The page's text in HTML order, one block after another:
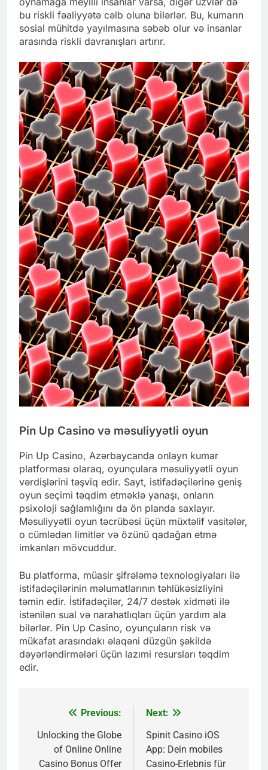
bu riskli fəaliyyətə cəlb oluna bilərlər. Bu, kumarın
sosial mühitdə yayılmasına səbəb olur və insanlar
arasında riskli davranışları artırır.
Pin Up Casino və məsuliyyətli oyun
Pin Up Casino, Azərbaycanda onlayn kumar
platforması olaraq, oyunçulara məsuliyyətli oyun
vərdişlərini təşviq edir. Sayt, istifadəçilərinə geniş
oyun seçimi təqdim etməklə yanaşı, onların
psixoloji sağlamlığını da ön planda saxlayır.
Məsuliyyətli oyun təcrübəsi üçün müxtəlif vasitələr,
o cümlədən limitlər və özünü qadağan etmə
imkanları mövcuddur.
Bu platforma, müasir şifrələmə texnologiyaları ilə
istifadəçilərinin məlumatlarının təhlükəsizliyini
təmin edir. İstifadəçilər, 24/7 dəstək xidməti ilə
istənilən sual və narahatlıqları üçün yardım ala
bilərlər. Pin Up Casino, oyunçuların risk və
mükafat arasındakı əlaqəni düzgün şəkildə
dəyərləndirmələri üçün lazımi resursları təqdim
edir.
navigation
Previous:
Unlocking the Globe
of Online Online
Casino Bonus Offer
Next:
Spinit Casino iOS
App: Dein mobiles
Casino-Erlebnis für